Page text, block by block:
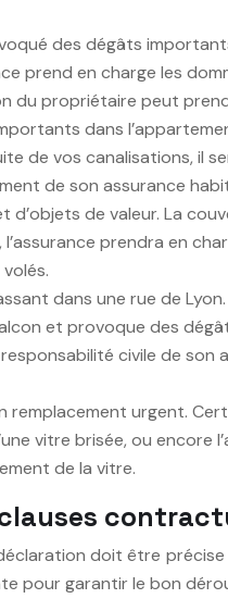
des dégâts
prend en charge les
du propriétaire peut
dans
de vos canalisations, il
de son assurance
d’objets de valeur. La
prendra en
dans une rue de
et provoque des
civile de
remplacement urgent.
vitre brisée, ou encore
de la vitre.
doit être
pour garantir le bon